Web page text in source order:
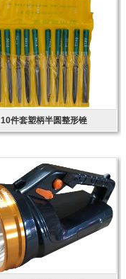
10件套塑柄半圆整形锉